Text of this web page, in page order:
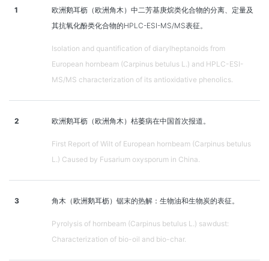
1
欧洲鹅耳枥（欧洲角木）中二芳基庚烷类化合物的分离、定量及
其抗氧化酚类化合物的HPLC-ESI-MS/MS表征。
Isolation and quantification of diarylheptanoids from
European hornbeam (Carpinus betulus L.) and HPLC-ESI-
MS/MS characterization of its antioxidative phenolics.
2 欧洲鹅耳枥（欧洲角木）枯萎病在中国首次报道。
First Report of Wilt of European hornbeam (Carpinus betulus
L.) Caused by Fusarium oxysporum in China.
3 角木（欧洲鹅耳枥）锯末的热解：生物油和生物炭的表征。
Pyrolysis of hornbeam (Carpinus betulus L.) sawdust:
Characterization of bio-oil and bio-char.